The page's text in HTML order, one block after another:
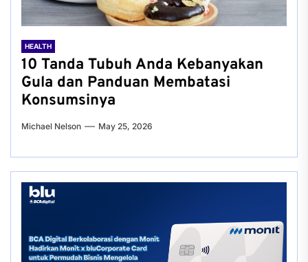
HEALTH
10 Tanda Tubuh Anda Kebanyakan
Gula dan Panduan Membatasi
Konsumsinya
Michael Nelson May 25, 2026